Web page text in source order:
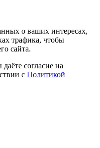
о ваших интересах,
трафика, чтобы
сайта.
согласие на
с Политикой